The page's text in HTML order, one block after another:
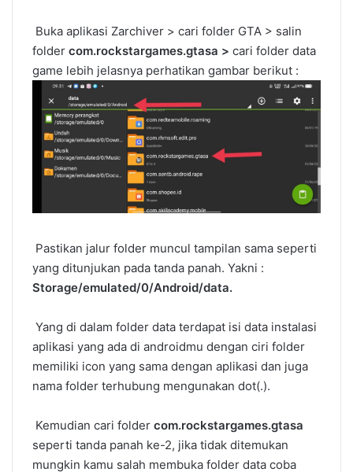
Buka aplikasi Zarchiver > cari folder GTA > salin
folder com.rockstargames.gtasa > cari folder data
game lebih jelasnya perhatikan gambar berikut :
Pastikan jalur folder muncul tampilan sama seperti
yang ditunjukan pada tanda panah. Yakni :
Storage/emulated/0/Android/data.
Yang di dalam folder data terdapat isi data instalasi
aplikasi yang ada di androidmu dengan ciri folder
memiliki icon yang sama dengan aplikasi dan juga
nama folder terhubung mengunakan dot(.).
Kemudian cari folder com.rockstargames.gtasa
seperti tanda panah ke-2, jika tidak ditemukan
mungkin kamu salah membuka folder data coba